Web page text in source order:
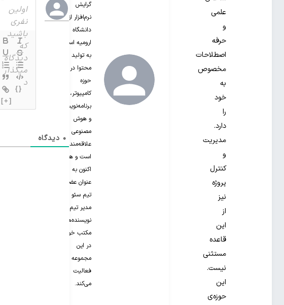
علمی
و
حرفه‌
اصطلاحات
مخصوص
به
خود
را
دارد.
مدیریت
و
کنترل
پروژه
نیز
از
این
قاعده
مستثنی
نیست.
این
حوزه‌ی
گرایش
نرم‌افزار از
دانشگاه
ارومیه است.
به تولید
محتوا در
حوزه
کامپیوتر،
برنامه‌نویسی
و هوش
مصنوعی
علاقه‌مند‌
است و هم
اکنون به
عنوان عضو
تیم سئو و
مدیر تیم
نویسنده‌های
مکتب خونه
در این
مجموعه
فعالیت
می‌کند.
{}
[+]
0 دیدگاه